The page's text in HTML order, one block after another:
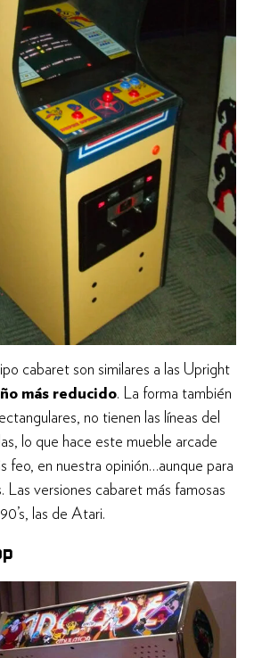
cabaret son similares a las Upright
más reducido. La forma también
no tienen las líneas del
lo que hace este mueble arcade
feo, en nuestra opinión…aunque para
Las versiones cabaret más famosas
las de Atari.